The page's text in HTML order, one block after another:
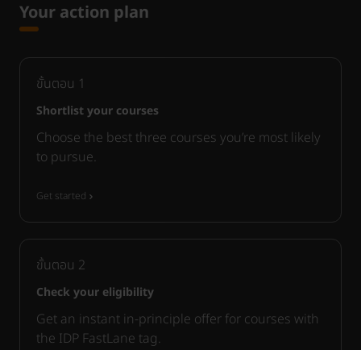
Your action plan
ขั้นตอน 1
Shortlist your courses
Choose the best three courses you’re most likely
to pursue.
Get started
ขั้นตอน 2
Check your eligibility
Get an instant in-principle offer for courses with
the IDP FastLane tag.